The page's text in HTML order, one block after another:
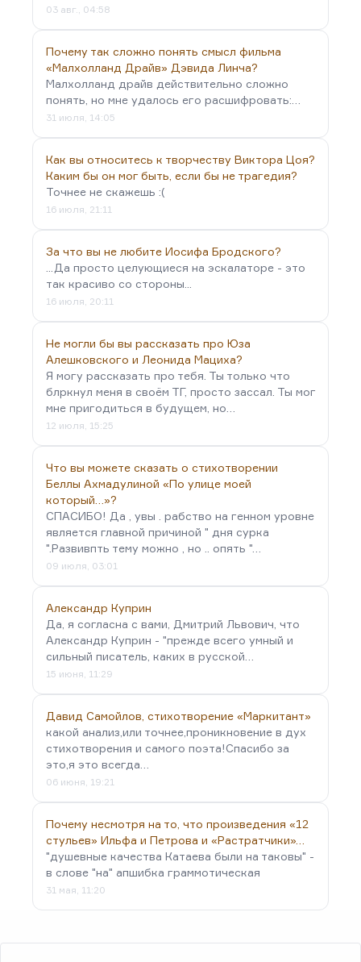
03 авг., 04:58
Почему так сложно понять смысл фильма
«Малхолланд Драйв» Дэвида Линча?
Малхолланд драйв действительно сложно
понять, но мне удалось его расшифровать:…
31 июля, 14:05
Как вы относитесь к творчеству Виктора Цоя?
Каким бы он мог быть, если бы не трагедия?
Точнее не скажешь :(
16 июля, 21:11
За что вы не любите Иосифа Бродского?
...Да просто целующиеся на эскалаторе - это
так красиво со стороны...
16 июля, 20:11
Не могли бы вы рассказать про Юза
Алешковского и Леонида Мациха?
Я могу рассказать про тебя. Ты только что
блркнул меня в своём ТГ, просто зассал. Ты мог
мне пригодиться в будущем, но…
12 июля, 15:25
Что вы можете сказать о стихотворении
Беллы Ахмадулиной «По улице моей
который…»?
СПАСИБО! Да , увы . рабство на генном уровне
является главной причиной " дня сурка
".Развивпть тему можно , но .. опять "…
09 июля, 03:01
Александр Куприн
Да, я согласна с вами, Дмитрий Львович, что
Александр Куприн - "прежде всего умный и
сильный писатель, каких в русской…
15 июня, 11:29
Давид Самойлов, стихотворение «Маркитант»
какой анализ,или точнее,проникновение в дух
стихотворения и самого поэта!Спасибо за
это,я это всегда…
06 июня, 19:21
Почему несмотря на то, что произведения «12
стульев» Ильфа и Петрова и «Растратчики»…
"душевные качества Катаева были на таковы" -
в слове "на" апшибка граммотическая
31 мая, 11:20